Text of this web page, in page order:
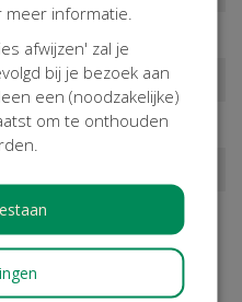
Achternaam*
onze activiteiten? Schrijf je
meer informatie.
afwijzen' zal je
bij je bezoek aan
een (noodzakelijke)
om te onthouden